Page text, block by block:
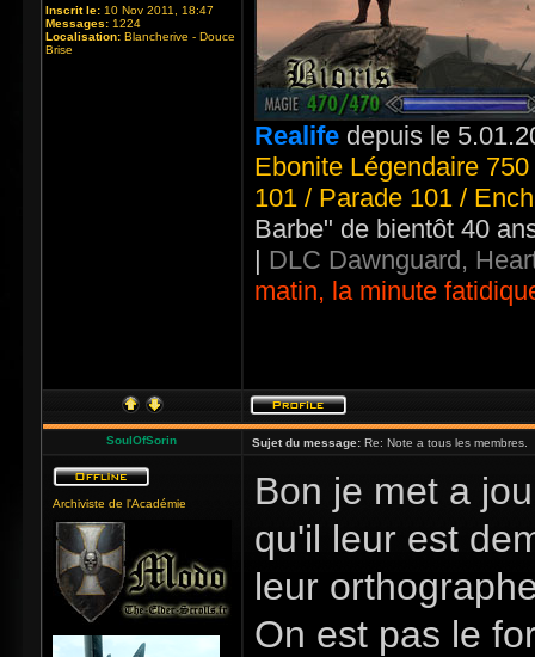
Inscrit le: 10 Nov 2011, 18:47
Messages: 1224
Localisation: Blancherive - Douce
Brise
Realife depuis le
Ebonite Légendaire
101 / Parade 101 /
Barbe" de bientôt 40
| DLC Dawnguard,
matin, la minute
SoulOfSorin Sujet du message: Re: Note a tous les membres.
Archiviste de l'Académie
Bon je met a
qu'il leur est
leur
On est pas le